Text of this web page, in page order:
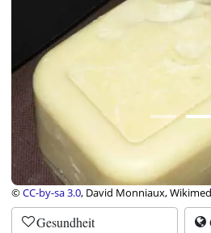
©CC-by-sa 3.0, David Monniaux,
Gesundheit